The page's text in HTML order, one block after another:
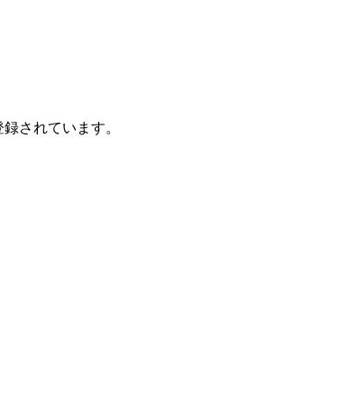
されています。